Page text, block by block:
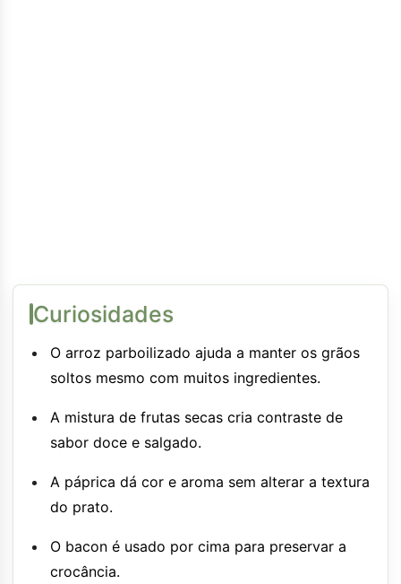
Curiosidades
O arroz parboilizado ajuda a manter os grãos
soltos mesmo com muitos ingredientes.
A mistura de frutas secas cria contraste de
sabor doce e salgado.
A páprica dá cor e aroma sem alterar a textura
do prato.
O bacon é usado por cima para preservar a
crocância.